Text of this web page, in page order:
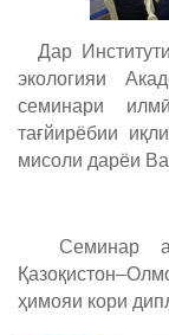
Дар
экологияи
семинари
тағйирёбии
мисоли дарёи
Семинар аз
ҳимояи кори